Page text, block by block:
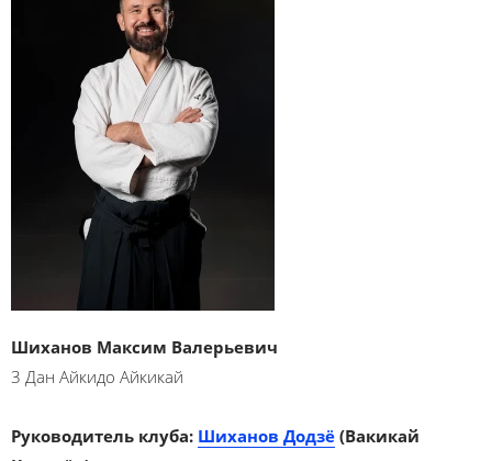
Шиханов Максим Валерьевич
3 Дан Айкидо Айкикай
Руководитель клуба: Шиханов Додзё (Вакикай